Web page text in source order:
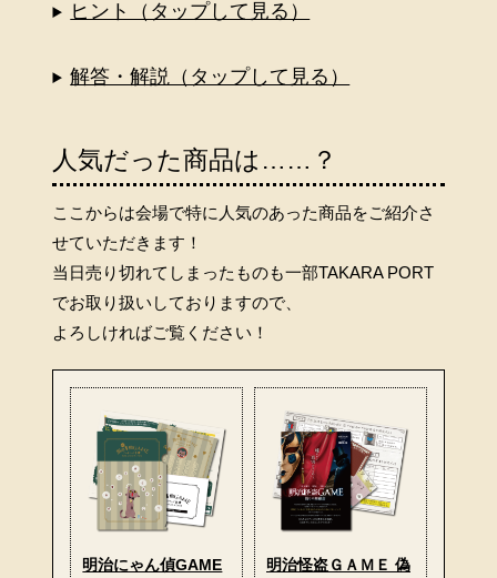
ヒント（タップして見る）
解答・解説（タップして見る）
人気だった商品は……？
ここからは会場で特に人気のあった商品をご紹介さ
せていただきます！
当日売り切れてしまったものも一部TAKARA PORT
でお取り扱いしておりますので、
よろしければご覧ください！
明治にゃん偵GAME
明治怪盗ＧＡＭＥ 偽